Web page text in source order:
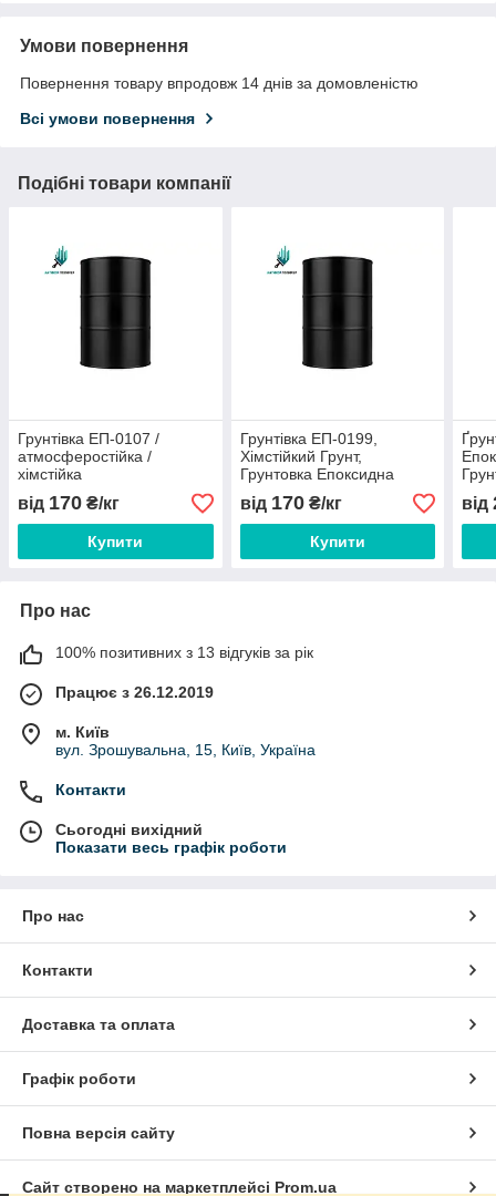
Умови повернення
Повернення товару впродовж 14 днів за домовленістю
Всі умови повернення
Подібні товари компанії
Грунтівка ЕП-0107 /
атмосферостійка /
хімстійка
від 170 ₴/кг
Купити
Грунтівка ЕП-0199,
Хімстійкий Грунт,
Грунтовка Епоксидна
Антикорозійна, Грунтівка
Зносостійка
від 170₴/кг
Купити
від
Про нас
100% позитивних з 13 відгуків за рік
Працює з 26.12.2019
м. Київ
вул. Зрошувальна, 15, Київ, Україна
Контакти
Сьогодні вихідний
Показати весь графік роботи
Про нас
Контакти
Доставка та оплата
Графік роботи
Повна версія сайту
Сайт створено на маркетплейсі Prom.ua